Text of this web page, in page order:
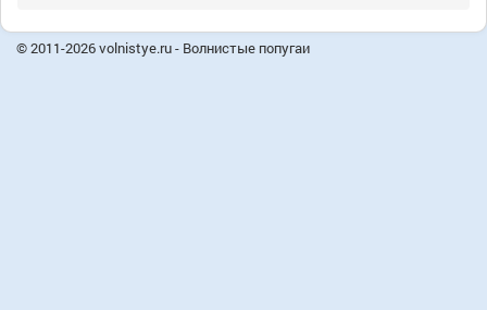
© 2011-2026 volnistye.ru - Волнистые попугаи